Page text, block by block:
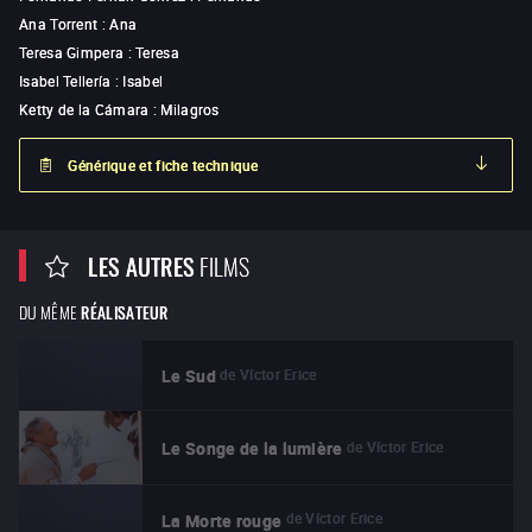
Ana Torrent :Ana
Teresa Gimpera :Teresa
Isabel Tellería : Isabel
Ketty de la Cámara : Milagros
Générique et fiche technique
LES AUTRESFILMS
DU MÊME RÉALISATEUR
Le Sud de Víctor Erice
Le Songe de la lumière de Víctor Erice
La Morte rouge de Víctor Erice